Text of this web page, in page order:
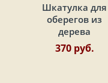
Шкатулка для
оберегов из
дерева
370 руб.